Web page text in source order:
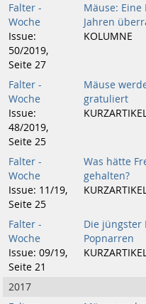
Falter -
Woche
Issue:
50/2019,
Seite 27
Mäuse: Eine
Jahren
KOLUMNE
Falter -
Woche
Issue:
48/2019,
Seite 25
Mäuse
gratuliert
Falter -
Woche
Issue: 11/19,
Seite 25
Was hätte
gehalten?
Falter -
Woche
Issue: 09/19,
Seite 21
Die jüngster
Popnarren
2017